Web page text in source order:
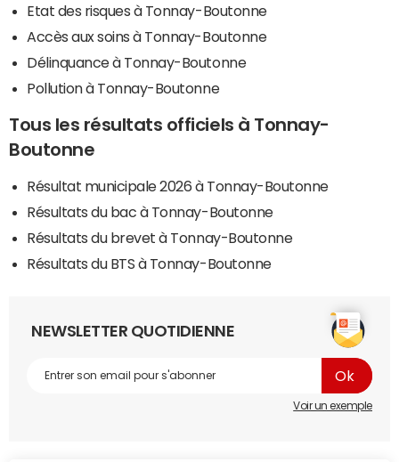
Etat des risques à Tonnay-Boutonne
Accès aux soins à Tonnay-Boutonne
Délinquance à Tonnay-Boutonne
Pollution à Tonnay-Boutonne
Tous les résultats officiels à Tonnay-
Boutonne
Résultat municipale 2026 à Tonnay-Boutonne
Résultats du bac à Tonnay-Boutonne
Résultats du brevet à Tonnay-Boutonne
Résultats du BTS à Tonnay-Boutonne
NEWSLETTER QUOTIDIENNE
Voir un exemple